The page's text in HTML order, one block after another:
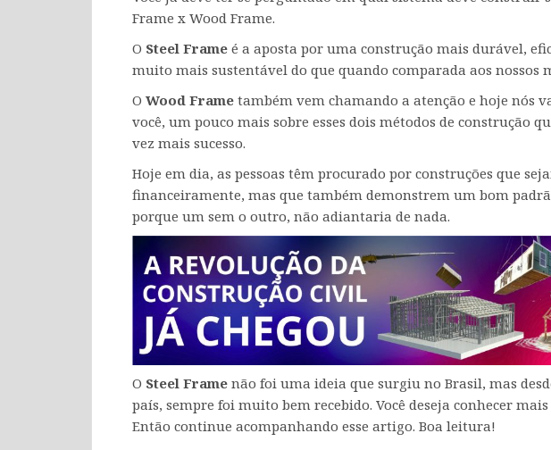
Frame x Wood Frame.
O Steel Frame é a aposta por uma construção mais durável,
muito mais sustentável do que quando comparada aos nossos
O Wood Frame também vem chamando a atenção e hoje nós
você, um pouco mais sobre esses dois métodos de construção
vez mais sucesso.
Hoje em dia, as pessoas têm procurado por construções que
financeiramente, mas que também demonstrem um bom
porque um sem o outro, não adiantaria de nada.
O Steel Frame não foi uma ideia que surgiu no Brasil, mas
país, sempre foi muito bem recebido. Você deseja conhecer mais
Então continue acompanhando esse artigo. Boa leitura!